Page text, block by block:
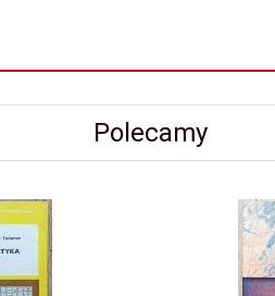
Polecamy